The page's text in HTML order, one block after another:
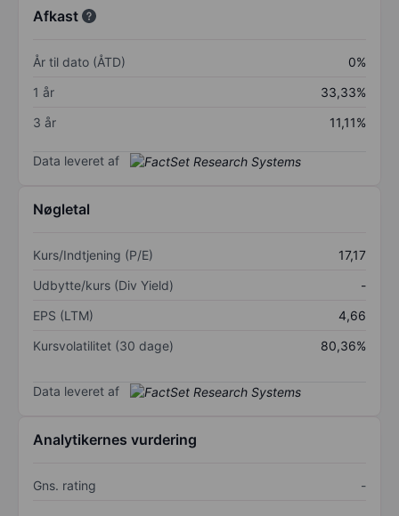
Afkast
År til dato (ÅTD)
0%
1 år
33,33%
3 år
11,11%
Data leveret af
Nøgletal
Kurs/Indtjening (P/E)
17,17
Udbytte/kurs (Div Yield)
-
EPS (LTM)
4,66
Kursvolatilitet (30 dage)
80,36%
Data leveret af
Analytikernes vurdering
Gns. rating -